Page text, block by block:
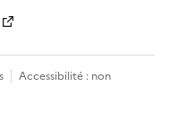
Accessibilité : non